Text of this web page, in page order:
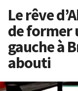
Le rêve
de former
gauche à
abouti